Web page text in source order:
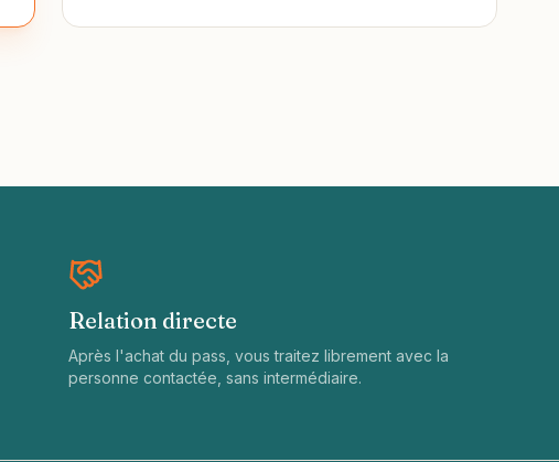
Relation directe
Après l'achat du pass, vous traitez librement avec la
personne contactée, sans intermédiaire.